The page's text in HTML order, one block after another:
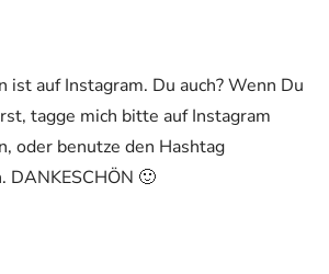
ist auf Instagram. Du auch? Wenn Du
tagge mich bitte auf Instagram
oder benutze den Hashtag
DANKESCHÖN 🙂